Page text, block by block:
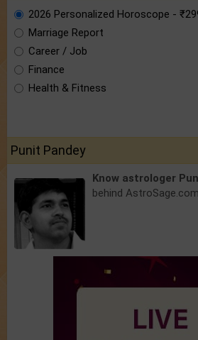
2026 Personalized Horoscope -
Marriage Report
Career / Job
Finance
Health & Fitness
Punit Pandey
Know astrologer
behind AstroSage.com